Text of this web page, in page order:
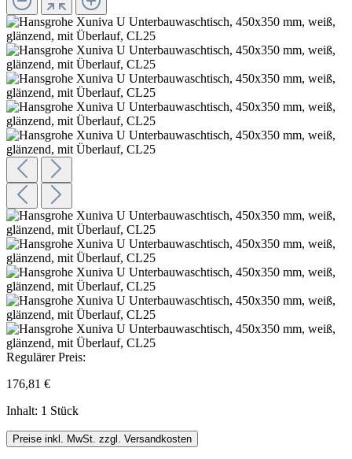
Regulärer Preis:
176,81 €
Inhalt: 1 Stück
Preise inkl. MwSt. zzgl. Versandkosten